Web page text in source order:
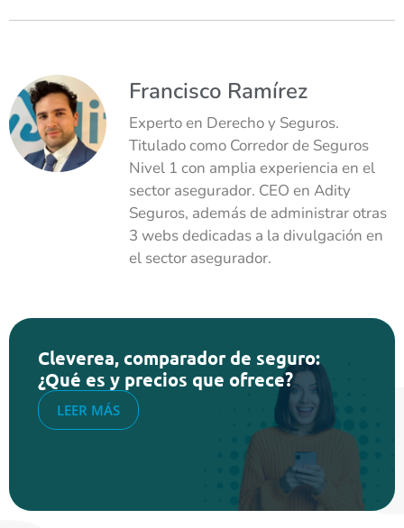
Francisco Ramírez
Experto en Derecho y Seguros.
Titulado como Corredor de Seguros
Nivel 1 con amplia experiencia en el
sector asegurador. CEO en Adity
Seguros, además de administrar otras
3 webs dedicadas a la divulgación en
el sector asegurador.
Cleverea, comparador de seguro:
¿Qué es y precios que ofrece?
LEER MÁS